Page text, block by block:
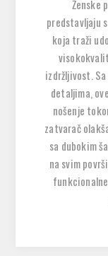
Ženske
predstavljaju
koja traži
izdržljivost.
detaljima,
nošenje
zatvarač
sa dubokim
na svim